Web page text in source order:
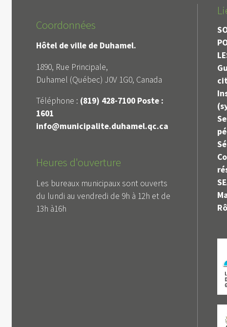
Coordonnées
Hôtel de ville de Duhamel.
1890, Rue Principale,
Duhamel (Québec) J0V 1G0, Canada
Téléphone : (819) 428-7100 Poste :
1601
info@municipalite.duhamel.qc.ca
Heures d'ouverture
Les bureaux municipaux sont ouverts
du lundi au vendredi de 9h à 12h et de
13h à16h